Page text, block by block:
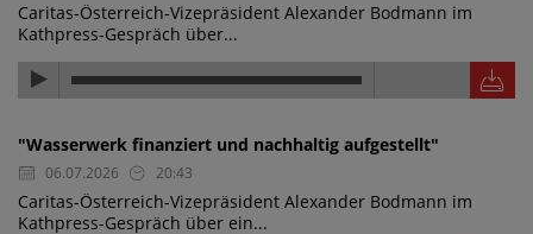
Caritas-Österreich-Vizepräsident Alexander Bodmann im
Kathpress-Gespräch über...
"Wasserwerk finanziert und nachhaltig aufgestellt"
06.07.2026 20:43
Caritas-Österreich-Vizepräsident Alexander Bodmann im
Kathpress-Gespräch über ein...